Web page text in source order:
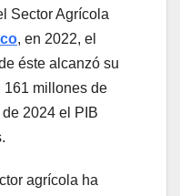
Sector Agrícola
, en 2022, el
éste alcanzó su
161 millones de
2024 el PIB
agrícola ha